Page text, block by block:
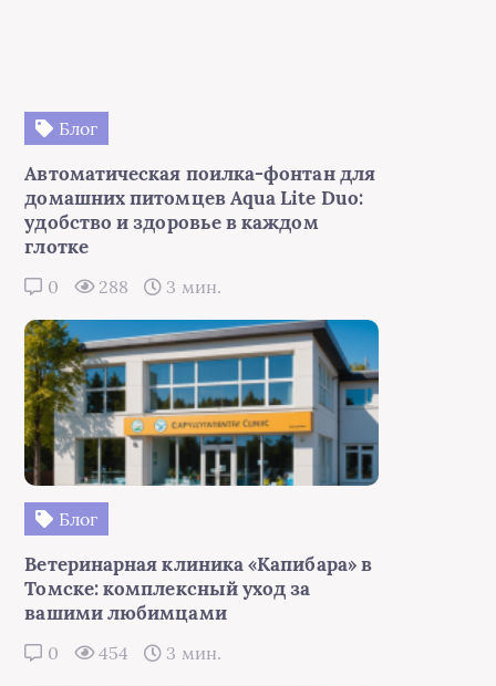
Блог
Автоматическая поилка-фонтан для
домашних питомцев Aqua Lite Duo:
удобство и здоровье в каждом
глотке
0 288 3 мин.
Блог
Ветеринарная клиника «Капибара» в
Томске: комплексный уход за
вашими любимцами
0 454 3 мин.